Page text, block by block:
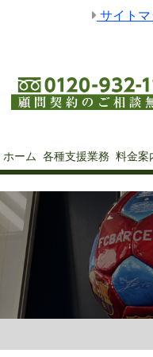
サイト
ホーム 各種支援業務 料金案